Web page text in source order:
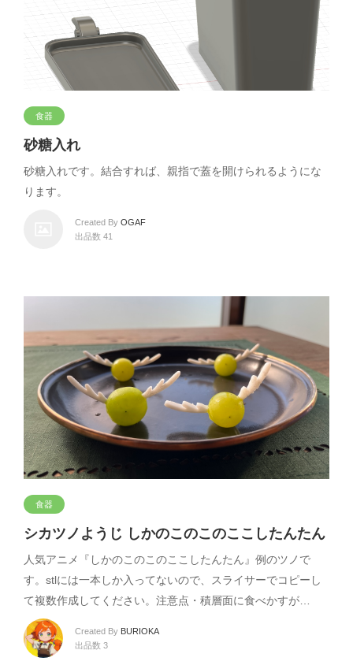
食器
砂糖入れ
砂糖入れです。結合すれば、親指で蓋を開けられるようにな
ります。
Created By OGAF
出品数 41
食器
シカツノようじ しかのこのこのここしたんたん
人気アニメ『しかのこのこのここしたんたん』例のツノで
す。stlには一本しか入ってないので、スライサーでコピーし
て複数作成してください。注意点・積層面に食べかすが…
Created By BURIOKA
出品数 3